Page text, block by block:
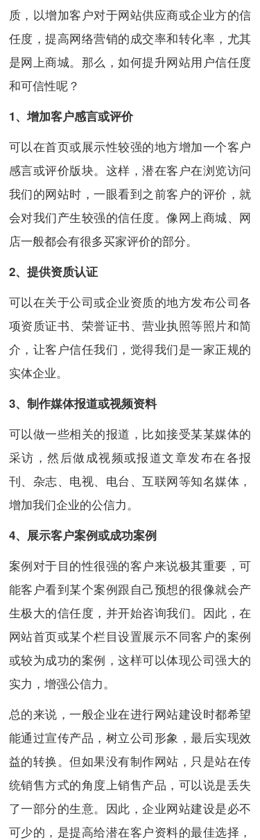
质，以增加客户对于网站供应商或企业方的信
任度，提高网络营销的成交率和转化率，尤其
是网上商城。那么，如何提升网站用户信任度
和可信性呢？
1、增加客户感言或评价
可以在首页或展示性较强的地方增加一个客户
感言或评价版块。这样，潜在客户在浏览访问
我们的网站时，一眼看到之前客户的评价，就
会对我们产生较强的信任度。像网上商城、网
店一般都会有很多买家评价的部分。
2、提供资质认证
可以在关于公司或企业资质的地方发布公司各
项资质证书、荣誉证书、营业执照等照片和简
介，让客户信任我们，觉得我们是一家正规的
实体企业。
3、制作媒体报道或视频资料
可以做一些相关的报道，比如接受某某媒体的
采访，然后做成视频或报道文章发布在各报
刊、杂志、电视、电台、互联网等知名媒体，
增加我们企业的公信力。
4、展示客户案例或成功案例
案例对于目的性很强的客户来说极其重要，可
能客户看到某个案例跟自己预想的很像就会产
生极大的信任度，并开始咨询我们。因此，在
网站首页或某个栏目设置展示不同客户的案例
或较为成功的案例，这样可以体现公司强大的
实力，增强公信力。
总的来说，一般企业在进行网站建设时都希望
能通过宣传产品，树立公司形象，最后实现效
益的转换。但如果没有制作网站，只是站在传
统销售方式的角度上销售产品，可以说是丢失
了一部分的生意。因此，企业网站建设是必不
可少的，是提高给潜在客户资料的最佳选择，